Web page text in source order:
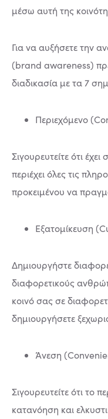
μέσω αυτή της
Για να αυξήσετε την
(brand awareness)
διαδικασία με τα 7
Περιεχόμενο
Σιγουρευτείτε ότι
περιέχει όλες τις
προκειμένου να
Εξατομίκευση
Δημιουργήστε
διαφορετικούς
κοινό σας σε
δημιουργήσετε
Άνεση
Σιγουρευτείτε ότι το
κατανόηση και